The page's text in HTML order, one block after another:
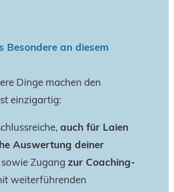
Besondere an diesem
Dinge machen den
einzigartig:
auch für Laien
Auswertung deiner
Zugang zur Coaching-
weiterführenden